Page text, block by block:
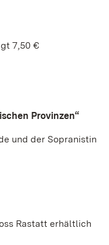
7,50 €
Provinzen“
und der Sopranistin
Rastatt erhältlich